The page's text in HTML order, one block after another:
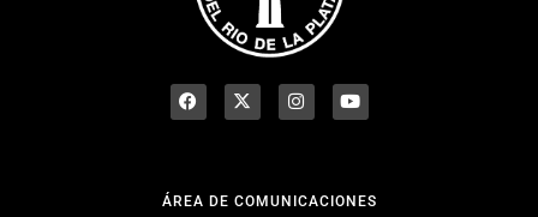
ÁREA DE COMUNICACIONES